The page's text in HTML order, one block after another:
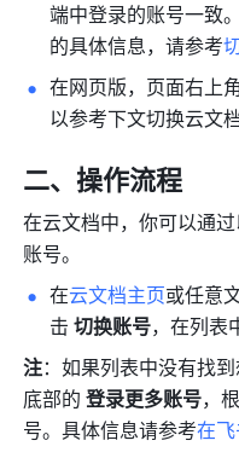
端中登录的账号一致
的具体信息，请参考
在网页版，页面右上
以参考下文切换云文
二、操作流程
在云文档中，你可以通
账号。
在云文档主页或任意
击 切换账号，在列表
注：如果列表中没有找
底部的 登录更多账号，
号。具体信息请参考在